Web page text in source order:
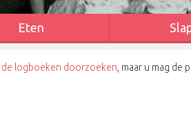
Eten
de logboeken doorzoeken , maar u mag de